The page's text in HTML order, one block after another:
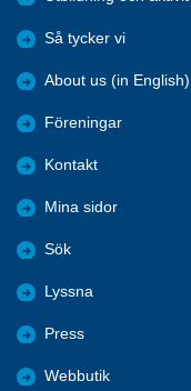
Så tycker vi
About us (in English)
Föreningar
Kontakt
Mina sidor
Sök
Lyssna
Press
Webbutik